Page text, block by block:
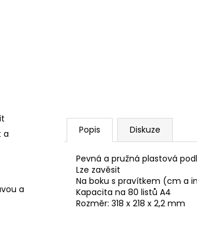
a
a
Popis Diskuze
Pevná a pružná plastová
Lze zavěsit
Na boku s pravítkem (cm a
Kapacita na 80 listů A4
Rozměr: 318 x 218 x 2,2 mm